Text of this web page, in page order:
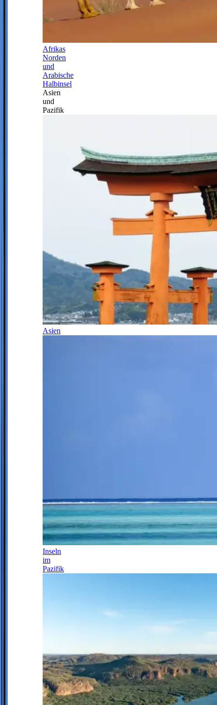
Afrikas
Norden
und
Arabische
Halbinsel
Asien
und
Pazifik
Asien
Inseln
im
Pazifik